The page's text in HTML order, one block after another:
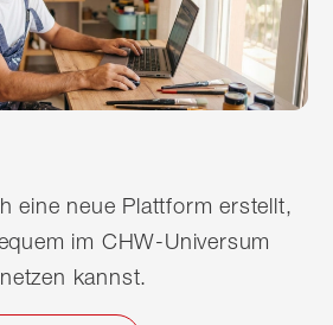
eine neue Plattform erstellt,
im CHW-Universum
kannst.